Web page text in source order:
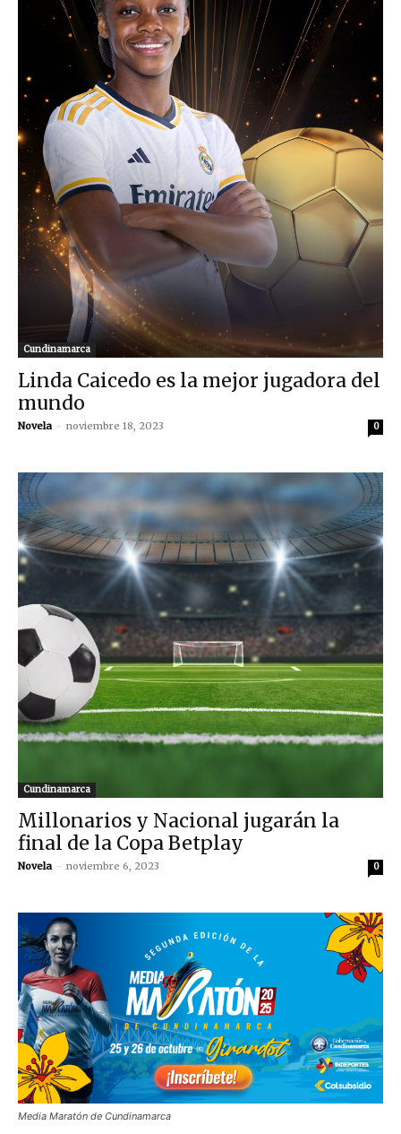
Cundinamarca
Linda Caicedo es la mejor jugadora del
mundo
Novela - noviembre 18, 2023 0
Cundinamarca
Millonarios y Nacional jugarán la
final de la Copa Betplay
Novela - noviembre 6, 2023 0
Media Maratón de Cundinamarca